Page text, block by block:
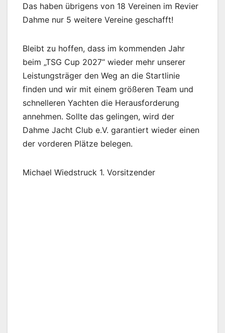
Das haben übrigens von 18 Vereinen im Revier
Dahme nur 5 weitere Vereine geschafft!
Bleibt zu hoffen, dass im kommenden Jahr
beim „TSG Cup 2027“ wieder mehr unserer
Leistungsträger den Weg an die Startlinie
finden und wir mit einem größeren Team und
schnelleren Yachten die Herausforderung
annehmen. Sollte das gelingen, wird der
Dahme Jacht Club e.V. garantiert wieder einen
der vorderen Plätze belegen.
Michael Wiedstruck 1. Vorsitzender